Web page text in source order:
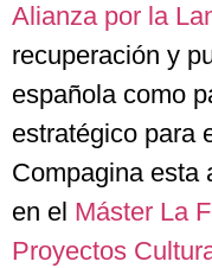
Alianza por la
recuperación y
española como
estratégico para
Compagina esta
en el Máster La
Proyectos